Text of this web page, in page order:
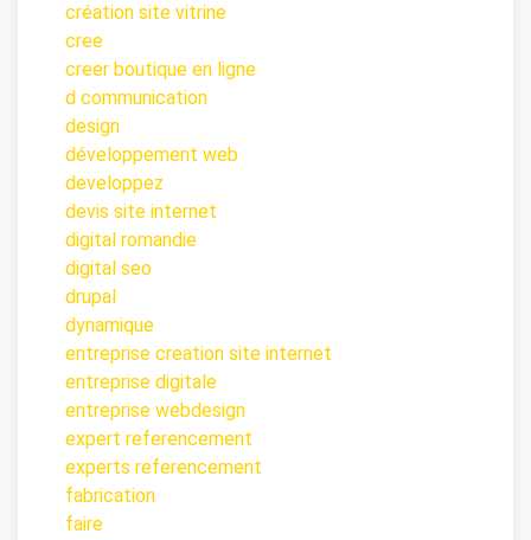
création site vitrine
cree
creer boutique en ligne
d communication
design
développement web
developpez
devis site internet
digital romandie
digital seo
drupal
dynamique
entreprise creation site internet
entreprise digitale
entreprise webdesign
expert referencement
experts referencement
fabrication
faire